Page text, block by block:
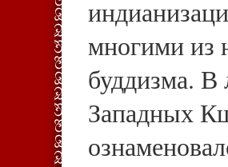
многими из
буддизма. В
Западных